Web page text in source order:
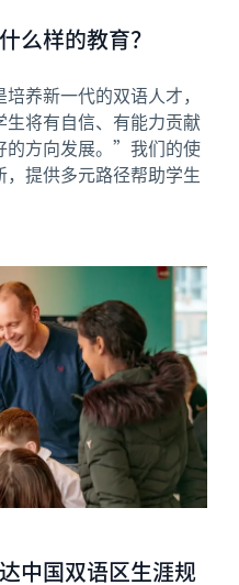
么样的教育？
养新一代的双语人才，
将有自信、有能力贡献
的方向发展。”我们的使
提供多元路径帮助学生
中国双语区生涯规